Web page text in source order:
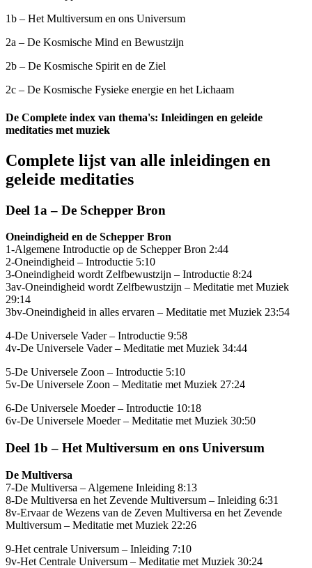
1b – Het Multiversum en ons Universum
2a – De Kosmische Mind en Bewustzijn
2b – De Kosmische Spirit en de Ziel
2c – De Kosmische Fysieke energie en het Lichaam
De Complete index van thema's: Inleidingen en geleide
meditaties met muziek
Complete lijst van alle inleidingen en
geleide meditaties
Deel 1a – De Schepper Bron
Oneindigheid en de Schepper Bron
1-Algemene Introductie op de Schepper Bron 2:44
2-Oneindigheid – Introductie 5:10
3-Oneindigheid wordt Zelfbewustzijn – Introductie 8:24
3av-Oneindigheid wordt Zelfbewustzijn – Meditatie met Muziek
29:14
3bv-Oneindigheid in alles ervaren – Meditatie met Muziek 23:54
4-De Universele Vader – Introductie 9:58
4v-De Universele Vader – Meditatie met Muziek 34:44
5-De Universele Zoon – Introductie 5:10
5v-De Universele Zoon – Meditatie met Muziek 27:24
6-De Universele Moeder – Introductie 10:18
6v-De Universele Moeder – Meditatie met Muziek 30:50
Deel 1b – Het Multiversum en ons Universum
De Multiversa
7-De Multiversa – Algemene Inleiding 8:13
8-De Multiversa en het Zevende Multiversum – Inleiding 6:31
8v-Ervaar de Wezens van de Zeven Multiversa en het Zevende
Multiversum – Meditatie met Muziek 22:26
9-Het centrale Universum – Inleiding 7:10
9v-Het Centrale Universum – Meditatie met Muziek 30:24